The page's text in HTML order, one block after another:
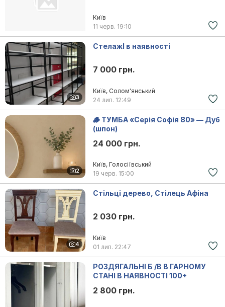
Київ
11 черв. 19:10
3
СтелажІ в наявності
7 000 грн.
Київ, Солом'янський
24 лип. 12:49
2
🪵 ТУМБА «Серія Софія 80» — Дуб
(шпон)
24 000 грн.
Київ, Голосіївський
19 черв. 15:00
4
Стільці дерево, Стілець Афіна
2 030 грн.
Київ
01 лип. 22:47
РОЗДЯГАЛЬНІ Б /В В ГАРНОМУ
СТАНІ В НАЯВНОСТІ 100+
2 800 грн.